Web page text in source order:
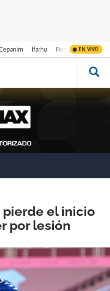
Ifarhu Fenómeno de El
EN VIVO
el inicio
por lesión